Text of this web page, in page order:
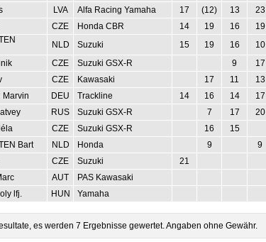
LVA Alfa Racing Yamaha 17 (12) 13 23
CZE Honda CBR 14 19 16 19
NLD Suzuki 15 19 16 10
CZE Suzuki GSX-R 9 17
CZE Kawasaki 17 11 13
Marvin DEU Trackline 14 16 14 17
RUS Suzuki GSX-R 7 17 20
CZE Suzuki GSX-R 16 15
Bart NLD Honda 9 9
CZE Suzuki 21
AUT PAS Kawasaki
lfj. HUN Yamaha
es werden 7 Ergebnisse gewertet. Angaben ohne Gewähr.